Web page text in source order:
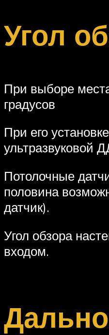
Угол
При выборе
градусов
При его
ультразвуковой
Потолочные
половина
датчик).
Угол обзора
входом.